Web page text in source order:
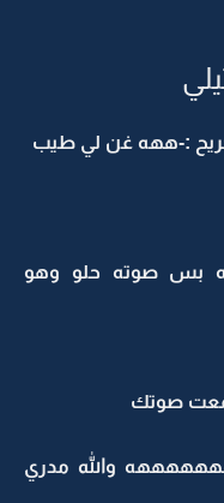
:-ههه غن لي طيب
صوته حلو وهو
صوتك
والله مدري